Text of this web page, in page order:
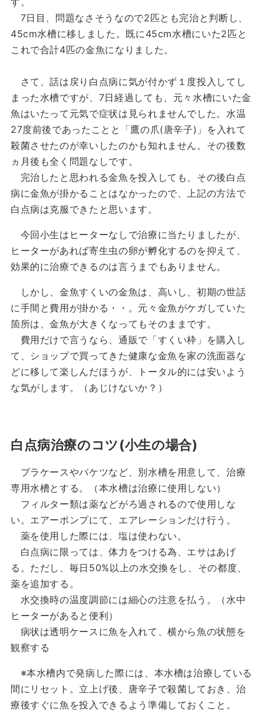
7日目、問題なさそうなので2匹とも完治と判断し、
45cm水槽に移しました。既に45cm水槽にいた2匹と
これで合計4匹の金魚になりました。
さて、話は戻り白点病に気が付かず１度投入してし
まった水槽ですが、7日経過しても、元々水槽にいた金
魚はいたって元気で症状は見られませんでした。水温
27度前後であったことと「鷹の爪(唐辛子)」を入れて
殺菌させたのが幸いしたのかも知れません。その後数
ヵ月後も全く問題なしです。
完治したと思われる金魚を投入しても、その後白点
病に金魚が掛かることはなかったので、上記の方法で
白点病は克服できたと思います。
今回小生はヒーターなしで治療に当たりましたが、
ヒーターがあれば寄生虫の卵が孵化するのを抑えて、
効果的に治療できるのは言うまでもありません。
しかし、金魚すくいの金魚は、高いし、初期の世話
に手間と費用が掛かる・・。元々金魚がケガしていた
箇所は、金魚が大きくなってもそのままです。
費用だけで言うなら、通販で「すくい枠」を購入し
て、ショップで買ってきた健康な金魚を家の洗面器な
どに移して楽しんだほうが、トータル的には安いよう
な気がします。（あじけないか？）
白点病治療のコツ(小生の場合)
プラケースやバケツなど、別水槽を用意して、治療
専用水槽とする。（本水槽は治療に使用しない）
フィルター類は薬などがろ過されるので使用しな
い。エアーポンプにて、エアレーションだけ行う。
薬を使用した際には、塩は使わない。
白点病に限っては、体力をつける為、エサはあげ
る。ただし、毎日50%以上の水交換をし、その都度、
薬を追加する。
水交換時の温度調節には細心の注意を払う。（水中
ヒーターがあると便利）
病状は透明ケースに魚を入れて、横から魚の状態を
観察する
※本水槽内で発病した際には、本水槽は治療している
間にリセット。立上げ後、唐辛子で殺菌しておき、治
療後すぐに魚を投入できるよう準備しておくこと。